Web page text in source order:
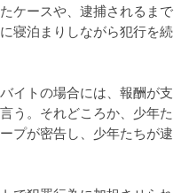
ケースや、逮捕されるまで
寝泊まりしながら犯行を続
イトの場合には、報酬が支
う。それどころか、少年た
プが密告し、少年たちが逮